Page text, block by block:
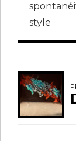
style